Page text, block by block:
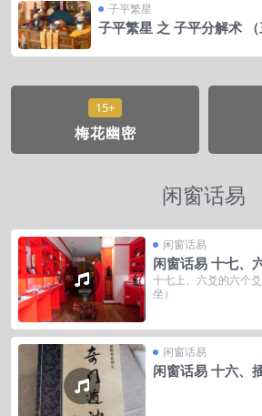
子平繁星
子平繁星 之 子平分解术 （
15+
梅花幽密
闲窗话易
闲窗话易
闲窗话易 十七、
十七上、六爻的六个
坐）
闲窗话易
闲窗话易 十六、